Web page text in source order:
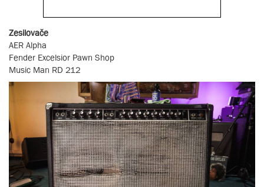
Zesilovače
AER Alpha
Fender Excelsior Pawn Shop
Music Man RD 212